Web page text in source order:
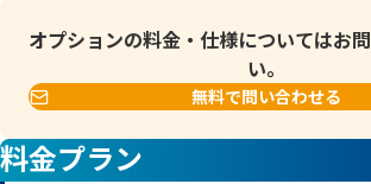
オプションの料金・仕様についてはお
い。
無料で問い合わせる
料金プラン